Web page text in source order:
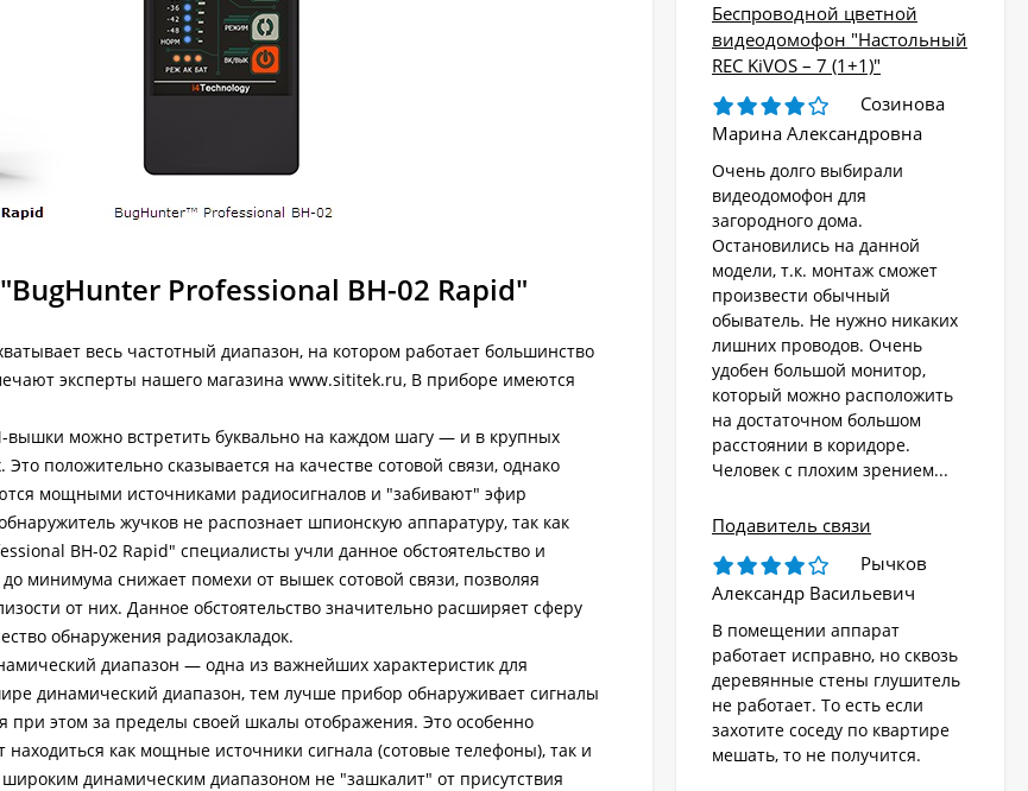
Professional BH-02 Rapid"
весь частотный диапазон, на котором работает большинство
эксперты нашего магазина www.sititek.ru, В приборе имеются
вышки можно встретить буквально на каждом шагу — и в крупных
положительно сказывается на качестве сотовой связи, однако
мощными источниками радиосигналов и "забивают" эфир
жучков не распознает шпионскую аппаратуру, так как
BH-02 Rapid" специалисты учли данное обстоятельство и
минимума снижает помехи от вышек сотовой связи, позволяя
от них. Данное обстоятельство значительно расширяет сферу
обнаружения радиозакладок.
диапазон — одна из важнейших характеристик для
динамический диапазон, тем лучше прибор обнаруживает сигналы
этом за пределы своей шкалы отображения. Это особенно
находиться как мощные источники сигнала (сотовые телефоны), так и
динамическим диапазоном не "зашкалит" от присутствия
Беспроводной цветной
видеодомофон "Настольный
REC KiVOS – 7 (1+1)"
Созинова
Марина Александровна
Очень долго выбирали
видеодомофон для
загородного дома.
Остановились на данной
модели, т.к. монтаж сможет
произвести обычный
обыватель. Не нужно никаких
лишних проводов. Очень
удобен большой монитор,
который можно расположить
на достаточном большом
расстоянии в коридоре.
Человек с плохим зрением...
Подавитель связи
Рычков
Александр Васильевич
В помещении аппарат
работает исправно, но сквозь
деревянные стены глушитель
не работает. То есть если
захотите соседу по квартире
мешать, то не получится.